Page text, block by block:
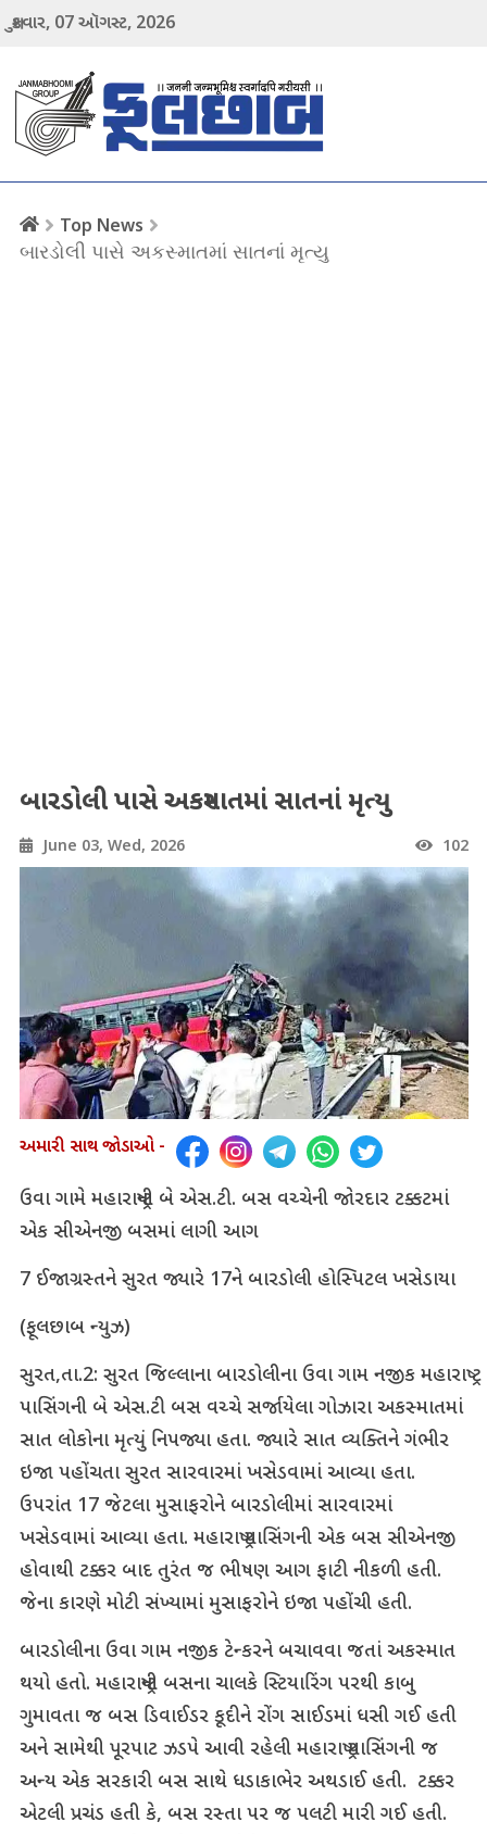
શુક્રવાર, 07ઑગસ્ટ, 2026
Top News
બારડોલી પાસે અકસ્માતમાં સાતનાં મૃત્યુ
બારડોલી પાસે અકસ્માતમાં સાતનાં મૃત્યુ
June 03, Wed, 2026 102
અમારી સાથ જોડાઓ -
ઉવા ગામે મહારાષ્ટ્રની બે એસ.ટી. બસ વચ્ચેની જોરદાર ટક્કટમાં
એક સીએનજી બસમાં લાગી આગ
7 ઈજાગ્રસ્તને સુરત જ્યારે 17ને બારડોલી હોસ્પિટલ ખસેડાયા
(ફૂલછાબ ન્યુઝ)
સુરત,તા.2: સુરત જિલ્લાના બારડોલીના ઉવા ગામ નજીક મહારાષ્ટ્ર
પાસિંગની બે એસ.ટી બસ વચ્ચે સર્જાયેલા ગોઝારા અકસ્માતમાં
સાત લોકોના મૃત્યું નિપજ્યા હતા. જ્યારે સાત વ્યક્તિને ગંભીર
ઇજા પહોંચતા સુરત સારવારમાં ખસેડવામાં આવ્યા હતા.
ઉપરાંત 17 જેટલા મુસાફરોને બારડોલીમાં સારવારમાં
ખસેડવામાં આવ્યા હતા. મહારાષ્ટ્ર પાસિંગની એક બસ સીએનજી
હોવાથી ટક્કર બાદ તુરંત જ ભીષણ આગ ફાટી નીકળી હતી.
જેના કારણે મોટી સંખ્યામાં મુસાફરોને ઇજા પહોંચી હતી.
બારડોલીના ઉવા ગામ નજીક ટેન્કરને બચાવવા જતાં અકસ્માત
થયો હતો. મહારાષ્ટ્રની બસના ચાલકે સ્ટિયારિંગ પરથી કાબુ
ગુમાવતા જ બસ ડિવાઈડર કૂદીને રોંગ સાઈડમાં ધસી ગઈ હતી
અને સામેથી પૂરપાટ ઝડપે આવી રહેલી મહારાષ્ટ્ર પાસિંગની જ
અન્ય એક સરકારી બસ સાથે ધડાકાભેર અથડાઈ હતી. ટક્કર
એટલી પ્રચંડ હતી કે, બસ રસ્તા પર જ પલટી મારી ગઈ હતી.